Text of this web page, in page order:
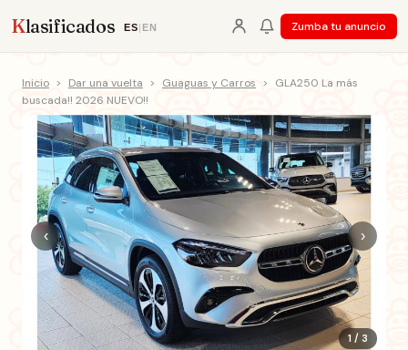
Klasificados ES| EN Zumba tu anuncio
Inicio > Dar una vuelta > Guaguas y Carros >
GLA250 La más
buscada!! 2026 NUEVO!!
1 / 3
‹ ›